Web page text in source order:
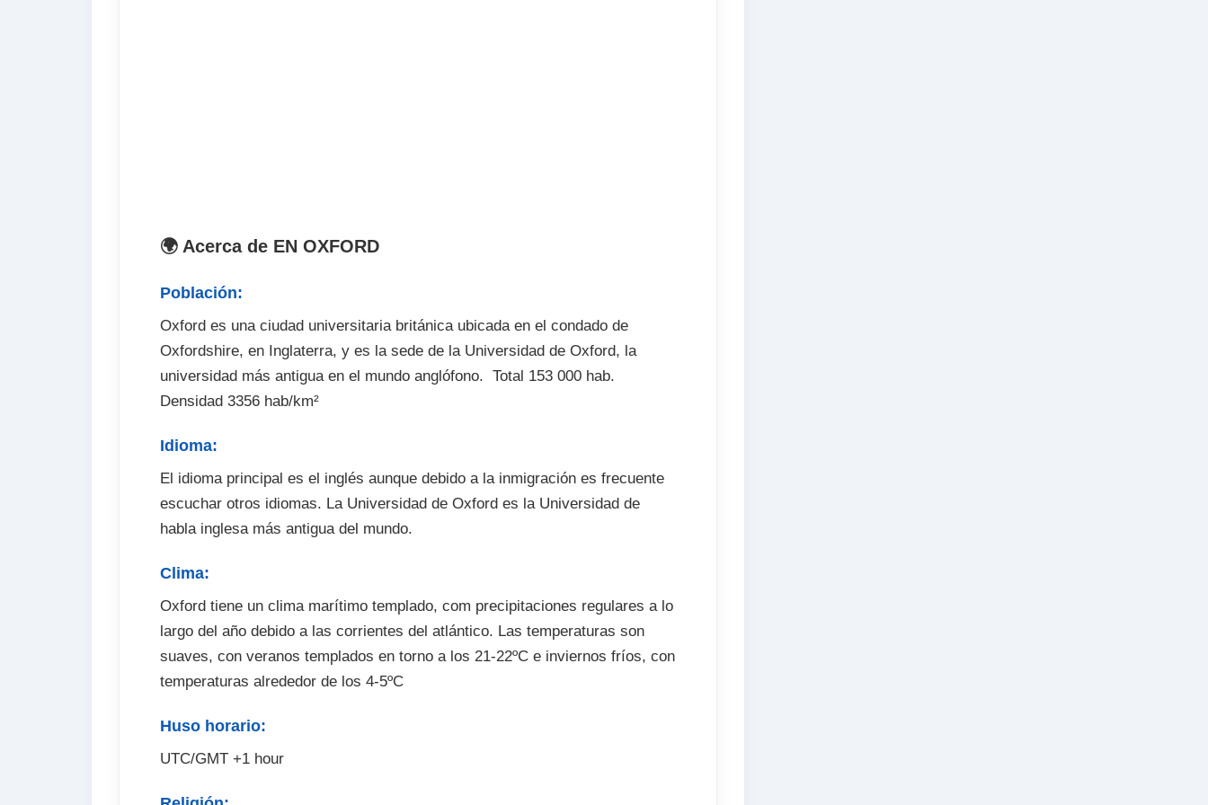
🌍 Acerca de EN OXFORD
Población:
Oxford es una ciudad universitaria británica ubicada en el condado de
Oxfordshire, en Inglaterra, y es la sede de la Universidad de Oxford, la
universidad más antigua en el mundo anglófono.  Total 153 000 hab. 
Densidad 3356 hab/km²
Idioma:
El idioma principal es el inglés aunque debido a la inmigración es frecuente
escuchar otros idiomas. La Universidad de Oxford es la Universidad de
habla inglesa más antigua del mundo.
Clima:
Oxford tiene un clima marítimo templado, com precipitaciones regulares a lo
largo del año debido a las corrientes del atlántico. Las temperaturas son
suaves, con veranos templados en torno a los 21-22ºC e inviernos fríos, con
temperaturas alrededor de los 4-5ºC
Huso horario:
UTC/GMT +1 hour